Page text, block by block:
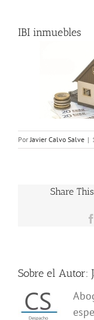
IBI inmuebles
PorJavier Calvo Salve |
Share
Sobre el Autor: